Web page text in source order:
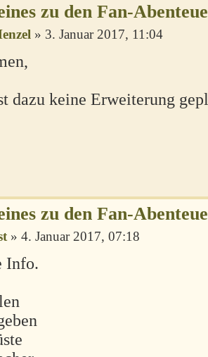
zu den Fan-
» 3. Januar 2017, 11:04
dazu keine Erweiterung
zu den Fan-
» 4. Januar 2017, 07:18
Info.